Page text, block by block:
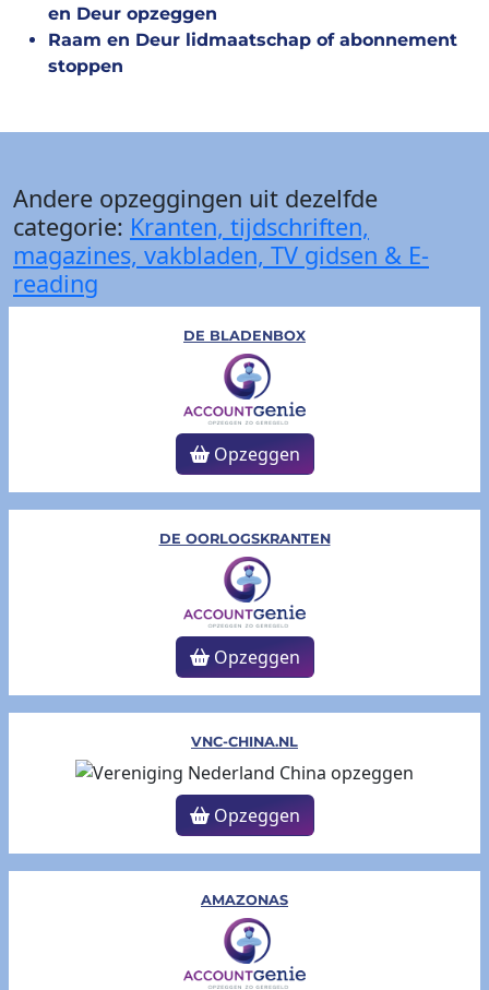
en Deur opzeggen
Raam en Deur lidmaatschap of abonnement
stoppen
Andere opzeggingen uit dezelfde
categorie: Kranten, tijdschriften,
magazines, vakbladen, TV gidsen & E-
reading
DE BLADENBOX
Opzeggen
DE OORLOGSKRANTEN
Opzeggen
VNC-CHINA.NL
Opzeggen
AMAZONAS